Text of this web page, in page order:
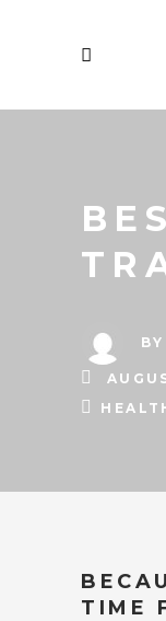
BY
TIME